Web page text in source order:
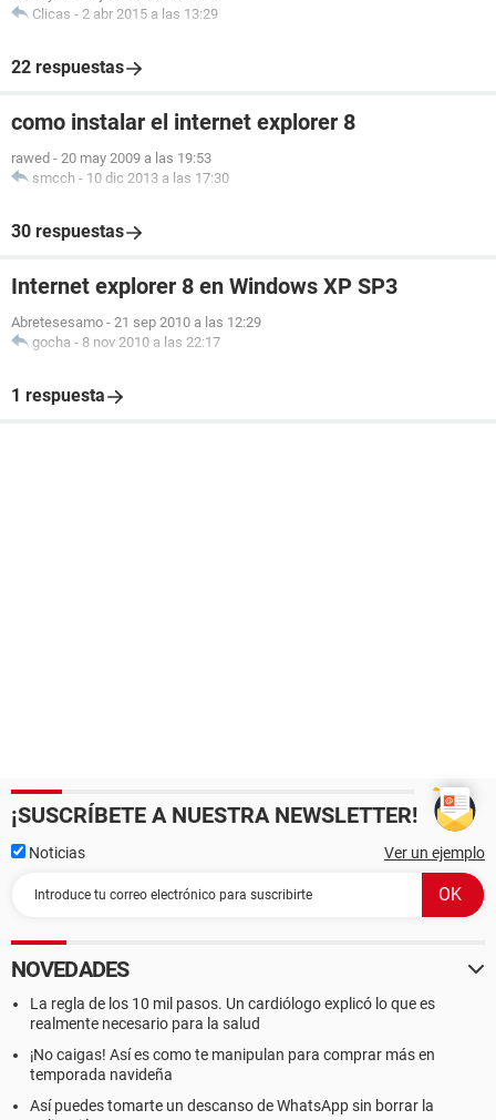
Clicas - 2 abr 2015 a las 13:29
22 respuestas
como instalar el internet explorer 8
rawed - 20 may 2009 a las 19:53
smcch - 10 dic 2013 a las 17:30
30 respuestas
Internet explorer 8 en Windows XP SP3
Abretesesamo - 21 sep 2010 a las 12:29
gocha - 8 nov 2010 a las 22:17
1 respuesta
¡SUSCRÍBETE A NUESTRA NEWSLETTER!
Noticias Ver un ejemplo
NOVEDADES
La regla de los 10 mil pasos. Un cardiólogo explicó lo que es
realmente necesario para la salud
¡No caigas! Así es como te manipulan para comprar más en
temporada navideña
Así puedes tomarte un descanso de WhatsApp sin borrar la